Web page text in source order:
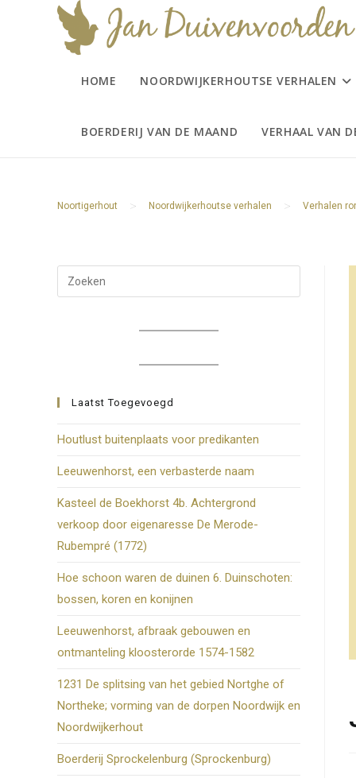
HOME NOORDWIJKERHOUTSE VERHALEN
BOERDERIJ VAN DE MAAND VERHAAL VAN
Noortigerhout > Noordwijkerhoutse verhalen > Verhalen
op
Laatst Toegevoegd
Houtlust buitenplaats voor predikanten
Leeuwenhorst, een verbasterde naam
Kasteel de Boekhorst 4b. Achtergrond
verkoop door eigenaresse De Merode-
Rubempré (1772)
Hoe schoon waren de duinen 6. Duinschoten:
bossen, koren en konijnen
Leeuwenhorst, afbraak gebouwen en
ontmanteling kloosterorde 1574-1582
1231 De splitsing van het gebied Nortghe of
Northeke; vorming van de dorpen Noordwijk en
Noordwijkerhout
Boerderij Sprockelenburg (Sprockenburg)